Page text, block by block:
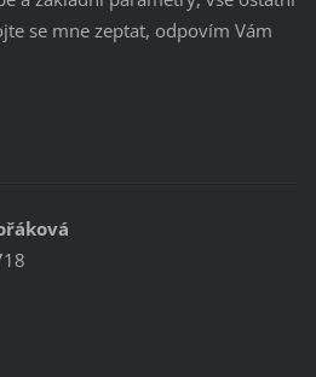
se mne zeptat, odpovím Vám